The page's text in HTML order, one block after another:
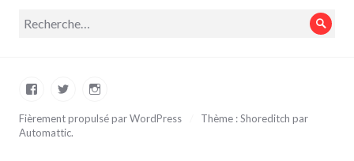
Recherche
FacebookTwitterInstagram
Fièrement propulsé par WordPress
Thème : Shoreditch par
Automattic.